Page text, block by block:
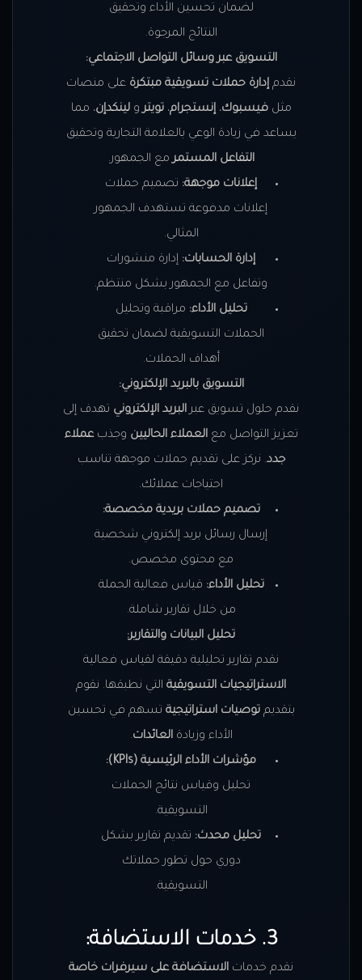
لضمان تحسين الأداء وتحقيق
النتائج المرجوة.
التسويق عبر وسائل التواصل الاجتماعي:
نقدم إدارة حملات تسويقية مبتكرة على منصات
مثلفيسبوك،إنستجرام،تويترولينكدإن، مما
يساعد في زيادة الوعي بالعلامة التجارية وتحقيق
التفاعل المستمرمع الجمهور.
إعلانات موجهة: تصميم حملات
إعلانات مدفوعة تستهدف الجمهور
المثالي.
إدارة الحسابات: إدارة منشورات
وتفاعل مع الجمهور بشكل منتظم.
تحليل الأداء: مراقبة وتحليل
الحملات التسويقية لضمان تحقيق
أهداف الحملات.
التسويق بالبريد الإلكتروني:
نقدم حلول تسويق عبر البريد الإلكتروني تهدف إلى
تعزيز التواصل معالعملاء الحاليين وجذبعملاء
جدد. نركز على تقديم حملات موجهة تناسب
احتياجات عملائك.
تصميم حملات بريدية مخصصة:
إرسال رسائل بريد إلكتروني شخصية
مع محتوى مخصص.
تحليل الأداء: قياس فعالية الحملة
من خلال تقارير شاملة.
تحليل البيانات والتقارير:
نقدم تقارير تحليلية دقيقة لقياس فعالية
الاستراتيجيات التسويقية التي نطبقها. نقوم
بتقديمتوصيات استراتيجية تسهم في تحسين
الأداء وزيادةالعائدات.
مؤشرات الأداء الرئيسية (KPIs):
تحليل وقياس نتائج الحملات
التسويقية.
تحليل محدث: تقديم تقارير بشكل
دوري حول تطور حملاتك
التسويقية.
3. خدمات الاستضافة:
نقدم خدمات الاستضافة على سيرفرات خاصة